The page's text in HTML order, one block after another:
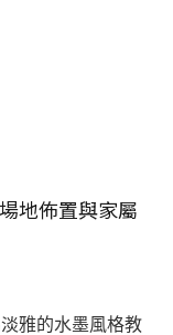
地佈置與家屬